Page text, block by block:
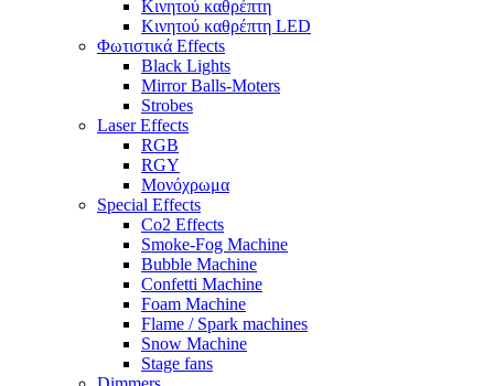
Κινητού καθρέπτη
Κινητού καθρέπτη LED
Φωτιστικά Effects
Black Lights
Mirror Balls-Moters
Strobes
Laser Effects
RGB
RGY
Μονόχρωμα
Special Effects
Co2 Effects
Smoke-Fog Machine
Bubble Machine
Confetti Machine
Foam Machine
Flame / Spark machines
Snow Machine
Stage fans